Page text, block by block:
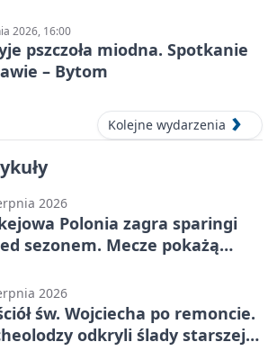
2026, 16:00
pszczoła miodna. Spotkanie
– Bytom
Kolejne wydarzenia
2026
Polonia zagra sparingi
sezonem. Mecze pokażą
2026
św. Wojciecha po remoncie.
odkryli ślady starszej